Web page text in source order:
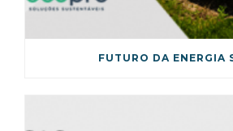
FUTURO DA ENERGIA